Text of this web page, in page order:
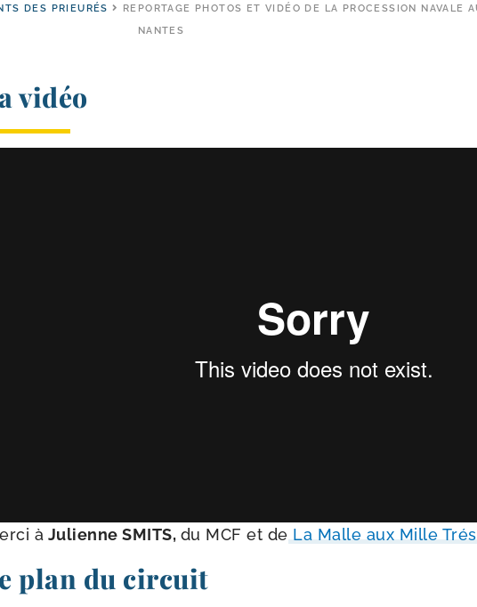
DES PRIEURÉS
REPORTAGE PHOTOS ET VIDÉO DE LA PROCESSION NAVALE
NANTES
vidéo
à Julienne SMITS, du MCF et de La Malle aux Mille
plan du circuit